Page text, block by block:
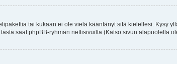
tai kukaan ei ole vielä kääntänyt sitä kielellesi. Kysy
saat phpBB-ryhmän nettisivuilta (Katso sivun alapuolella